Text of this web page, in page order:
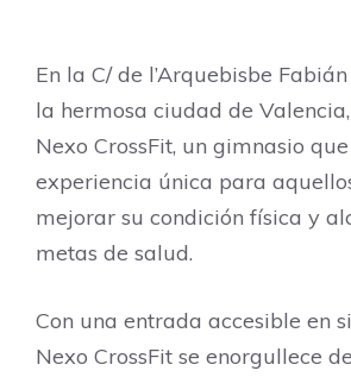
En la C/ de l’Arquebisbe
la hermosa ciudad de
Nexo CrossFit, un gimnasio
experiencia única para
mejorar su condición física y
metas de salud.
Con una entrada accesible en
Nexo CrossFit se enorgullece